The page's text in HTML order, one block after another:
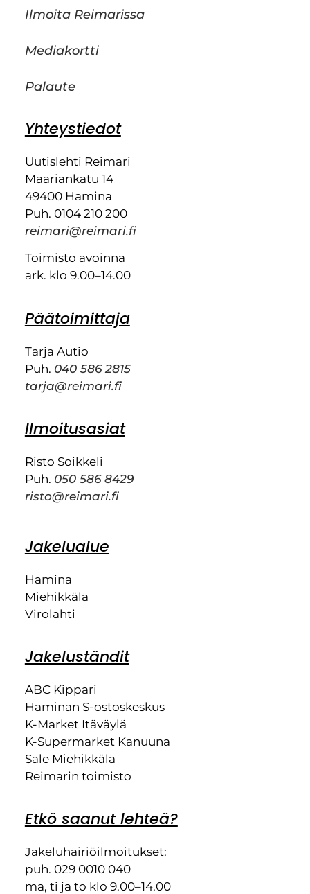
Ilmoita Reimarissa
Mediakortti
Palaute
Yhteystiedot
Uutislehti Reimari
Maariankatu 14
49400 Hamina
Puh. 0104 210 200
reimari@reimari.fi
Toimisto avoinna
ark. klo 9.00–14.00
Päätoimittaja
Tarja Autio
Puh. 040 586 2815
tarja@reimari.fi
Ilmoitusasiat
Risto Soikkeli
Puh. 050 586 8429
risto@reimari.fi
Jakelualue
Hamina
Miehikkälä
Virolahti
Jakeluständit
ABC Kippari
Haminan S-ostoskeskus
K-Market Itäväylä
K-Supermarket Kanuuna
Sale Miehikkälä
Reimarin toimisto
Etkö saanut lehteä?
Jakeluhäiriöilmoitukset:
puh. 029 0010 040
ma, ti ja to klo 9.00–14.00